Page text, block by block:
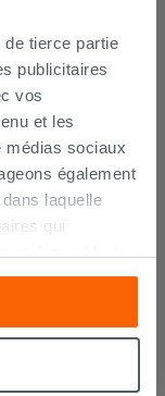
tierce partie
publicitaires
vos
et les
médias sociaux
également
laquelle
qui
pourraient
que vous leur
de votre
en savoir
laiton